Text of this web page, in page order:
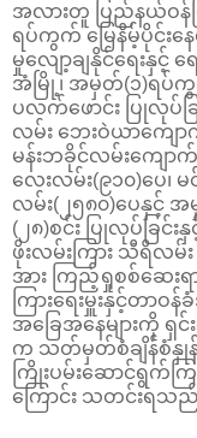
အလားတူ ပြည်နယ်ဝန်
ရပ်ကွက် မြေနိမ့်ပိုင်းန
မှုလျော့ချနိုင်ရေးနှင့်
အံမြို့၊ အမှတ်(၁)ရပ်ကွက်
ပလက်ဖောင်း ပြုလုပ်ခ
လမ်း ဘေးဝဲယာကျောက်
မန်းဘခိုင်လမ်းကျောက်စီ
လေးလမ်း(၉၁၀)ပေ၊ မ
လမ်း(၂၅၈၀)ပေနှင့်
(၂၈)စင်း ပြုလုပ်ခြင်
ဖိုးလမ်းကြား သီရိလမ်
အား ကြည့်ရှုစစ်ဆေး
ကြားရေးမှူးနှင့်တာဝ
အခြေအနေများကို ရှင်
က သတ်မှတ်စံချိန်စံနှုန်း
ကြိုးပမ်းဆောင်ရွက်ကြ
ကြောင်း သတင်းရသည်